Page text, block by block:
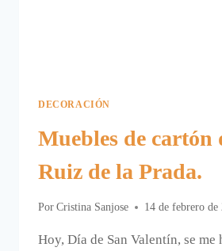
DECORACIÓN
Muebles de cartón
Ruiz de la Prada.
Por Cristina Sanjose 14 de febrero de
Hoy, Día de San Valentín, se me